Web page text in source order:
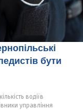
бути
водіїв
управління